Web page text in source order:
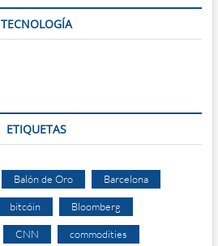
TECNOLOGÍA
ETIQUETAS
Balón de Oro Barcelona
bitcóin Bloomberg
CNN commodities